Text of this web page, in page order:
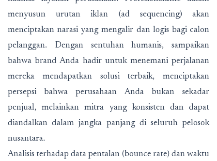
menyusun urutan iklan (ad sequencing) akan
menciptakan narasi yang mengalir dan logis bagi calon
pelanggan. Dengan sentuhan humanis, sampaikan
bahwa brand Anda hadir untuk menemani perjalanan
mereka mendapatkan solusi terbaik, menciptakan
persepsi bahwa perusahaan Anda bukan sekadar
penjual, melainkan mitra yang konsisten dan dapat
diandalkan dalam jangka panjang di seluruh pelosok
nusantara.
Analisis terhadap data pentalan (bounce rate) dan waktu